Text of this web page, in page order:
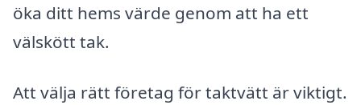
öka ditt hems värde genom att ha ett
välskött tak.
Att välja rätt företag för taktvätt är viktigt.